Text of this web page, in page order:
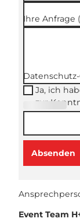
Ihre Anfrage
Ja, ich
zur
Absenden
Event Team